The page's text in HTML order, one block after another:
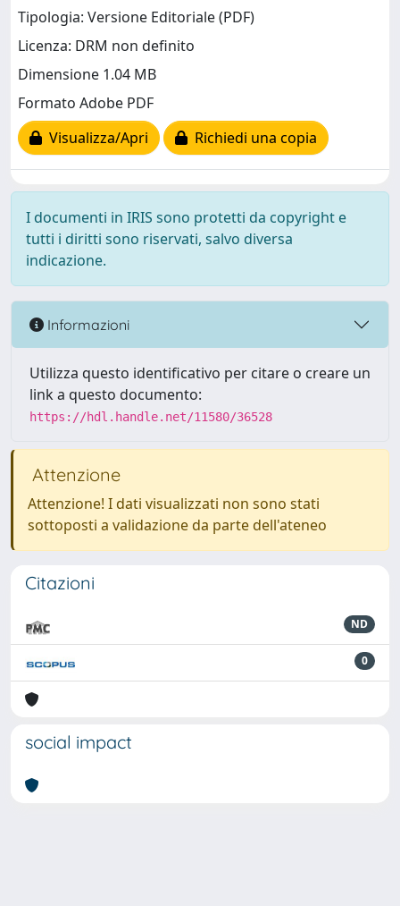
Tipologia: Versione Editoriale (PDF)
Licenza: DRM non definito
Dimensione 1.04 MB
Formato Adobe PDF
Visualizza/Apri
Richiedi una copia
I documenti in IRIS sono protetti da copyright e
tutti i diritti sono riservati, salvo diversa
indicazione.
Informazioni
Utilizza questo identificativo per citare o creare un
link a questo documento:
https://hdl.handle.net/11580/36528
Attenzione
Attenzione! I dati visualizzati non sono stati
sottoposti a validazione da parte dell'ateneo
Citazioni
ND
0
social impact